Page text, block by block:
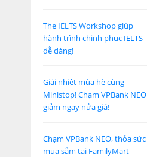
The IELTS Workshop giúp
hành trình chinh phục IELTS
dễ dàng!
Giải nhiệt mùa hè cùng
Ministop! Chạm VPBank NEO
giảm ngay nửa giá!
Chạm VPBank NEO, thỏa sức
mua sắm tại FamilyMart